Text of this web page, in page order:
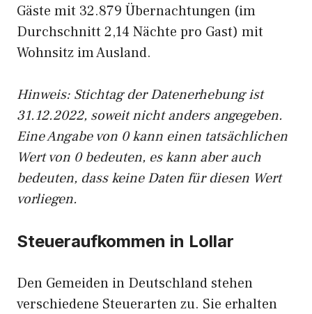
Gäste mit 32.879 Übernachtungen (im
Durchschnitt 2,14 Nächte pro Gast) mit
Wohnsitz im Ausland.
Hinweis: Stichtag der Datenerhebung ist
31.12.2022, soweit nicht anders angegeben.
Eine Angabe von 0 kann einen tatsächlichen
Wert von 0 bedeuten, es kann aber auch
bedeuten, dass keine Daten für diesen Wert
vorliegen.
Steueraufkommen in Lollar
Den Gemeiden in Deutschland stehen
verschiedene Steuerarten zu. Sie erhalten